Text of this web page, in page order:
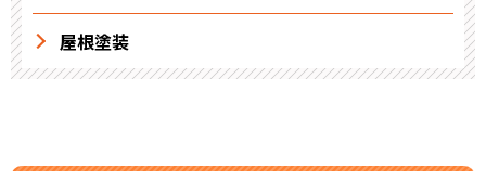
屋根塗装